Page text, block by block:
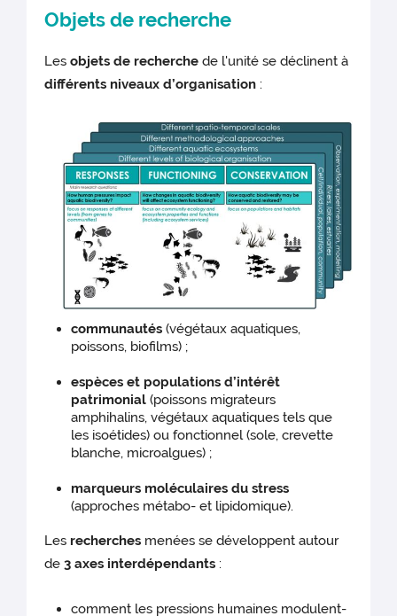
Objets de recherche
Lesobjets de recherche de l'unité se déclinent à
différents niveaux d’organisation :
communautés(végétaux aquatiques,
poissons, biofilms) ;
espèces et populations d’intérêt
patrimonial (poissons migrateurs
amphihalins, végétaux aquatiques tels que
les isoétides) ou fonctionnel (sole, crevette
blanche, microalgues) ;
marqueurs moléculaires du stress
(approches métabo- et lipidomique).
Les recherches menées se développent autour
de3 axes interdépendants :
comment les pressions humaines modulent-